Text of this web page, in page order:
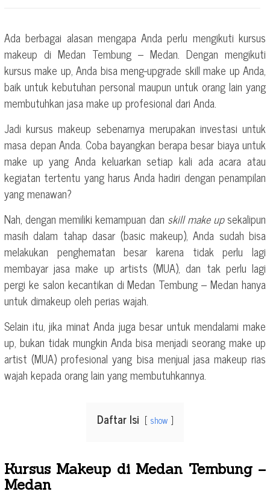
Ada berbagai alasan mengapa Anda perlu mengikuti kursus
makeup di Medan Tembung – Medan. Dengan mengikuti
kursus make up, Anda bisa meng-upgrade skill make up Anda,
baik untuk kebutuhan personal maupun untuk orang lain yang
membutuhkan jasa make up profesional dari Anda.
Jadi kursus makeup sebenarnya merupakan investasi untuk
masa depan Anda. Coba bayangkan berapa besar biaya untuk
make up yang Anda keluarkan setiap kali ada acara atau
kegiatan tertentu yang harus Anda hadiri dengan penampilan
yang menawan?
Nah, dengan memiliki kemampuan dan skill make upsekalipun
masih dalam tahap dasar (basic makeup), Anda sudah bisa
melakukan penghematan besar karena tidak perlu lagi
membayar jasa make up artists (MUA), dan tak perlu lagi
pergi ke salon kecantikan di Medan Tembung – Medan hanya
untuk dimakeup oleh perias wajah.
Selain itu, jika minat Anda juga besar untuk mendalami make
up, bukan tidak mungkin Anda bisa menjadi seorang make up
artist (MUA) profesional yang bisa menjual jasa makeup rias
wajah kepada orang lain yang membutuhkannya.
Daftar Isi show
Kursus Makeup di Medan Tembung –
Medan